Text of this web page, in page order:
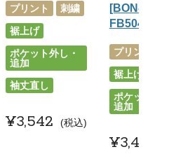
プリント
刺繍
裾上げ
ポケット外し・
追加
袖丈直し
¥3,542 税込
[BON-
FB5041M]
プリント
裾上げ
ポケット外し
追加
¥3,465